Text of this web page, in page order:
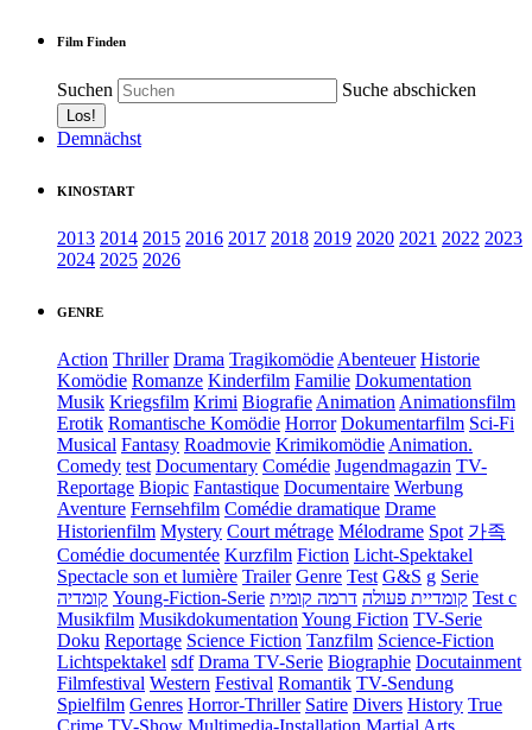
Film Finden
Suchen Suche abschicken
Demnächst
KINOSTART
2013 2014 2015 2016 2017 2018 2019 2020 2021 2022 2023
2024 2025 2026
GENRE
Action Thriller Drama Tragikomödie Abenteuer Historie
Komödie Romanze Kinderfilm Familie Dokumentation
Musik Kriegsfilm Krimi Biografie Animation Animationsfilm
Erotik Romantische Komödie Horror Dokumentarfilm Sci-Fi
Musical Fantasy Roadmovie Krimikomödie Animation.
Comedy test Documentary Comédie Jugendmagazin TV-
Reportage Biopic Fantastique Documentaire Werbung
Aventure Fernsehfilm Comédie dramatique Drame
Historienfilm Mystery Court métrage Mélodrame Spot 가족
Comédie documentée Kurzfilm Fiction Licht-Spektakel
Spectacle son et lumière Trailer Genre Test G&S g Serie
קומדיה Young-Fiction-Serie קומדיית פעולה דרמה קומית
Test c
Musikfilm Musikdokumentation Young Fiction TV-Serie
Doku Reportage Science Fiction Tanzfilm Science-Fiction
Lichtspektakel sdf Drama TV-Serie Biographie Docutainment
Filmfestival Western Festival Romantik TV-Sendung
Spielfilm Genres Horror-Thriller Satire Divers History True
Crime TV-Show Multimedia-Installation Martial Arts